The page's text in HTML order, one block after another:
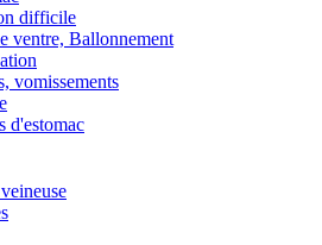
difficile
ventre, Ballonnement
vomissements
d'estomac